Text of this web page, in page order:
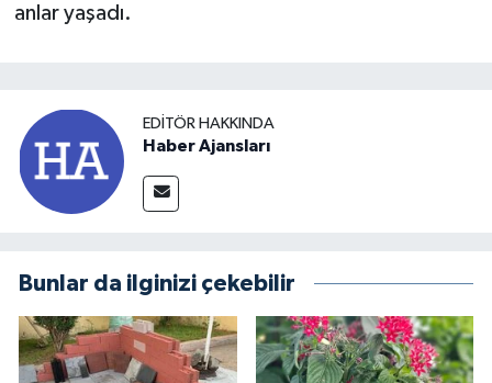
anlar yaşadı.
EDITÖR HAKKINDA
Haber Ajansları
Bunlar da ilginizi çekebilir